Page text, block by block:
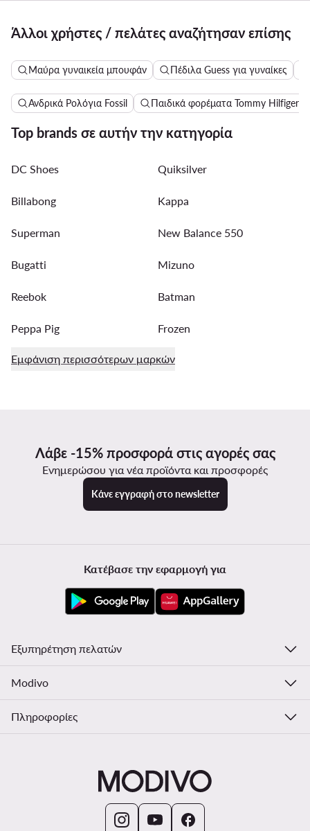
Άλλοι χρήστες / πελάτες αναζήτησαν επίσης
Μαύρα γυναικεία μπουφάν Πέδιλα Guess για γυναίκες
Ανδρικά Ρολόγια Fossil Παιδικά φορέματα Tommy Hilfiger
Top brands σε αυτήν την κατηγορία
DC Shoes Quiksilver
Billabong Kappa
Superman New Balance 550
Bugatti Mizuno
Reebok Batman
Peppa Pig Frozen
Εμφάνιση περισσότερων μαρκών
Λάβε -15% προσφορά στις αγορές σας
Ενημερώσου για νέα προϊόντα και προσφορές
Κάνε εγγραφή στο newsletter
Κατέβασε την εφαρμογή για
Εξυπηρέτηση πελατών
Modivo
Πληροφορίες